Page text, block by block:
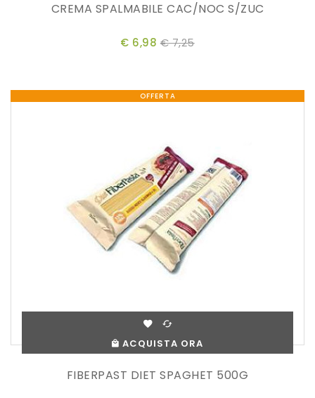
CREMA SPALMABILE CAC/NOC S/ZUC
€ 6,98 € 7,25
OFFERTA
ACQUISTA ORA
FIBERPAST DIET SPAGHET 500G